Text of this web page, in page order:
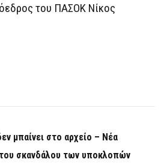
του ΠΑΣΟΚ Νίκος
μπαίνει στο αρχείο – Νέα
σκανδάλου των υποκλοπών